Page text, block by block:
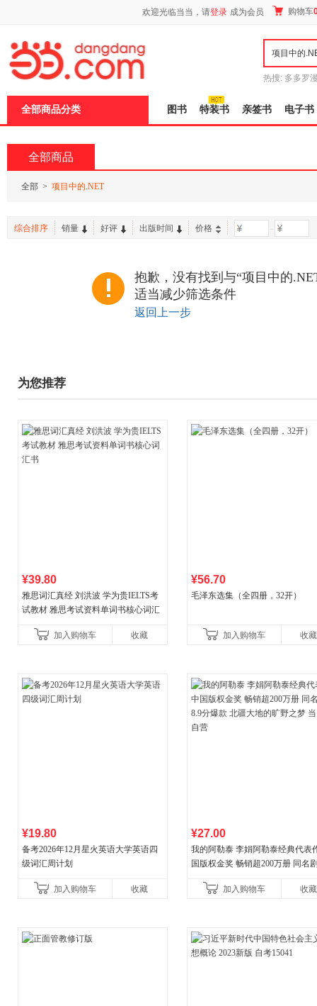
欢迎光临当当，请登录 成为会员 购物车
热搜: 多多罗
全部商品分类 图书 特装书 亲签书 电子书
全部商品
全部 > 项目中的.NET
综合排序 销量 好评 出版时间 价格 -
抱歉，没有找到与“项目中的
适当减少筛选条件
返回上一步
为您推荐
¥39.80
雅思词汇真经 刘洪波 学为贵IELTS考
试教材 雅思考试资料单词书核心词汇
加入购物车
收藏
¥56.70
毛泽东选集（全四册，32开）
加入购物车 收藏
¥19.80
备考2026年12月星火英语大学英语四
级词汇周计划
加入购物车 收藏
¥27.00
我的阿勒泰 李娟阿勒泰经典代表
国版权金奖 畅销超200万册 同名
加入购物车
收藏
页
加